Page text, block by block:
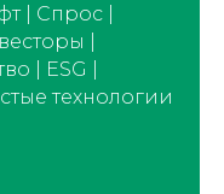
| Спрос |
|
| ESG |
технологии